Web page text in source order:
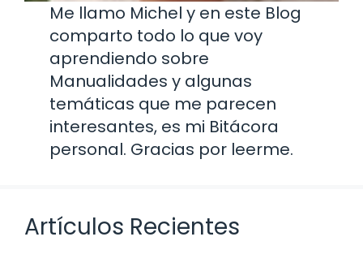
Me llamo Michel y en este Blog
comparto todo lo que voy
aprendiendo sobre
Manualidades y algunas
temáticas que me parecen
interesantes, es mi Bitácora
personal. Gracias por leerme.
Artículos Recientes